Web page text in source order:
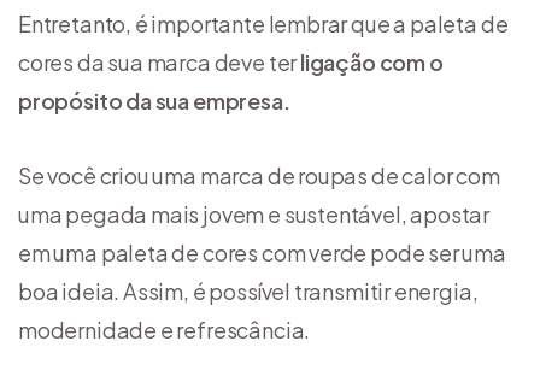
Entretanto, é importante lembrar que a paleta de
cores da sua marca deve terligação com o
propósito da sua empresa.
Se você criou uma marca de roupas de calor com
uma pegada mais jovem e sustentável, apostar
em uma paleta de cores com verde pode ser uma
boa ideia. Assim, é possível transmitir energia,
modernidade e refrescância.